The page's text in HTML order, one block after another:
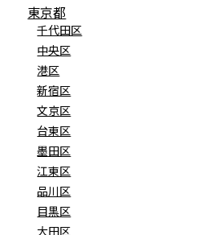
東京都
千代田区
中央区
港区
新宿区
文京区
台東区
墨田区
江東区
品川区
目黒区
大田区